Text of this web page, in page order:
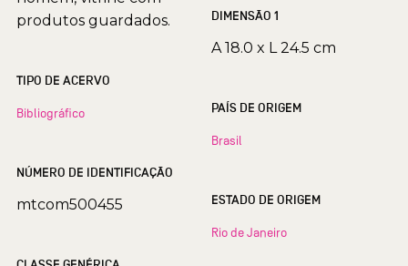
produtos guardados.
TIPO DE ACERVO
Bibliográfico
NÚMERO DE IDENTIFICAÇÃO
mtcom500455
DIMENSÃO 1
A 18.0 x L 24.5 cm
PAÍS DE ORIGEM
Brasil
ESTADO DE ORIGEM
Rio de Janeiro